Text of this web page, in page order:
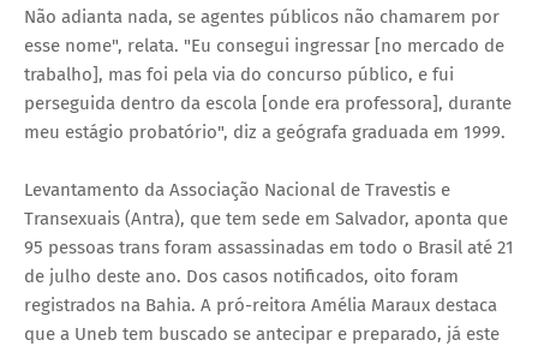
Não adianta nada, se agentes públicos não chamarem por
esse nome", relata. "Eu consegui ingressar [no mercado de
trabalho], mas foi pela via do concurso público, e fui
perseguida dentro da escola [onde era professora], durante
meu estágio probatório", diz a geógrafa graduada em 1999.
Levantamento da Associação Nacional de Travestis e
Transexuais (Antra), que tem sede em Salvador, aponta que
95 pessoas trans foram assassinadas em todo o Brasil até 21
de julho deste ano. Dos casos notificados, oito foram
registrados na Bahia. A pró-reitora Amélia Maraux destaca
que a Uneb tem buscado se antecipar e preparado, já este